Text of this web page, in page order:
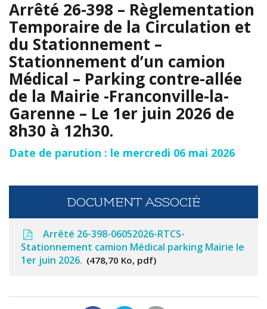
Arrêté 26-398 – Règlementation
Temporaire de la Circulation et
du Stationnement –
Stationnement d’un camion
Médical – Parking contre-allée
de la Mairie -Franconville-la-
Garenne – Le 1er juin 2026 de
8h30 à 12h30.
Date de parution : le mercredi 06 mai 2026
DOCUMENT ASSOCIÉ
Arrêté 26-398-06052026-RTCS-
Stationnement camion Médical parking Mairie le
1er juin 2026.
478,70 Ko, pdf